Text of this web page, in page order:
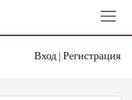
Вход| Регистрация